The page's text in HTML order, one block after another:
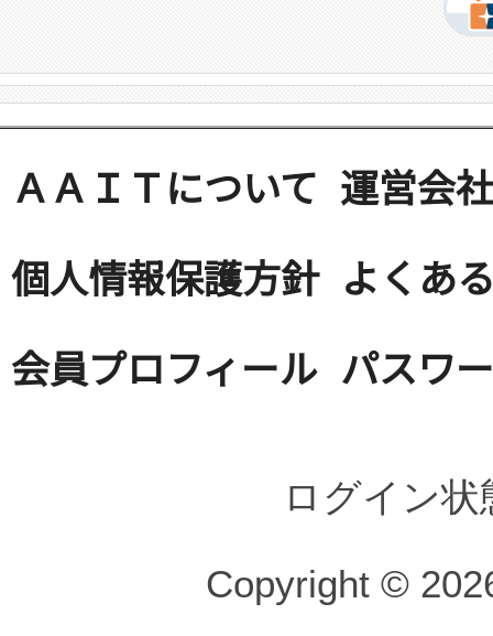
ＡＡＩＴについて 運営会社
個人情報保護方針 よくあ
会員プロフィール パスワ
ログイン
Copyright ©